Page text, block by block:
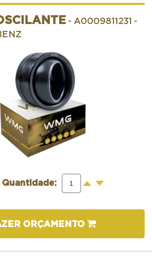
- A0009811231 -
Quantidade: + -
ORÇAMENTO